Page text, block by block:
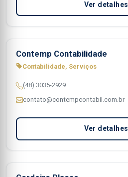
Ver detalhes
Contemp Contabilidade
Contabilidade, Serviços
(48) 3035-2929
contato@contempcontabil.com.br
Ver detalhes